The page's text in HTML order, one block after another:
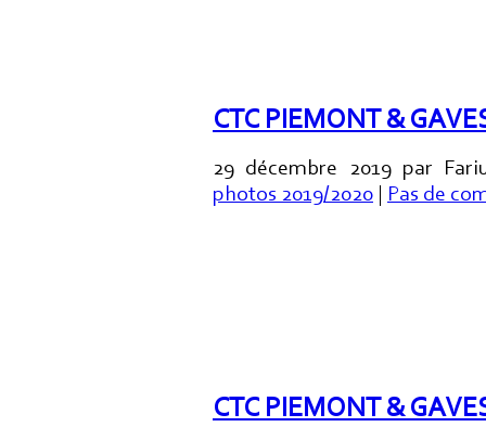
CTC PIEMONT &
29 décembre 2019 par
photos 2019/2020 | Pas de
CTC PIEMONT &